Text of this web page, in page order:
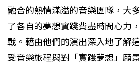
融合的熱情滿溢的音樂團隊，大
了各自的夢想實踐費盡時間心力
戰。藉由他們的演出深入地了解
受音樂旅程與對「實踐夢想」願